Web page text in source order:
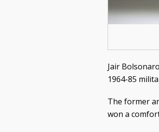
Jair
1964-85
The former
won a